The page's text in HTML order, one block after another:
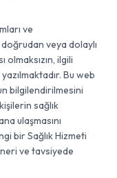
ve
veya dolaylı
ilgili
Bu web
bilgilendirilmesini
sağlık
ulaşmasını
bir Sağlık Hizmeti
ve tavsiyede